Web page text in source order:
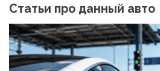
Статьи про данный авто